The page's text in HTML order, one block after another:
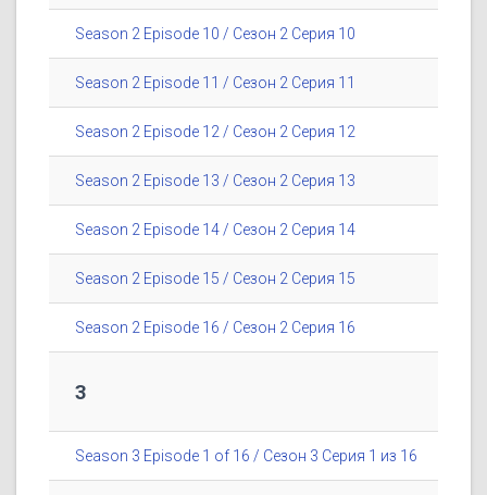
Season 2 Episode 10 / Сезон 2 Серия 10
Season 2 Episode 11 / Сезон 2 Серия 11
Season 2 Episode 12 / Сезон 2 Серия 12
Season 2 Episode 13 / Сезон 2 Серия 13
Season 2 Episode 14 / Сезон 2 Серия 14
Season 2 Episode 15 / Сезон 2 Серия 15
Season 2 Episode 16 / Сезон 2 Серия 16
3
Season 3 Episode 1 of 16 / Сезон 3 Серия 1 из 16